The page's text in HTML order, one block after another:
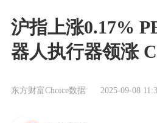
沪指上涨0.17%
器人执行器领涨
东方财富Choice数据 2025-09-08